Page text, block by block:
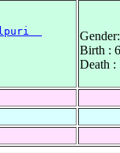
Birth :
Death